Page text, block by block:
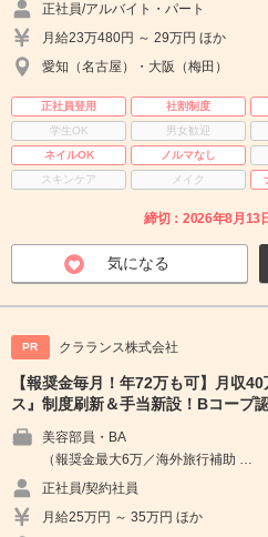
正社員/アルバイト・パート
月給23万480円 ～ 29万円 ほか
愛知（名古屋）・大阪（梅田）
正社員登用 社割制度
学生OK
男女歓迎
ネイルOK
ノルマなし
スキンケア
メイク
締切：2026年8月13
気になる
PR クラランス株式会社
【報奨金毎月！年72万も可】月収
ス』制度刷新＆手当新設！Bコープ
美容部員・BA
（報奨金最大6万／海外旅行補助 …
正社員/契約社員
月給25万円 ～ 35万円 ほか